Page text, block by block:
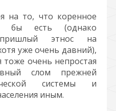
на то, что коренное
бы есть (однако
этнос на
уже очень давний),
очень непростая
слом прежней
системы и
иным.